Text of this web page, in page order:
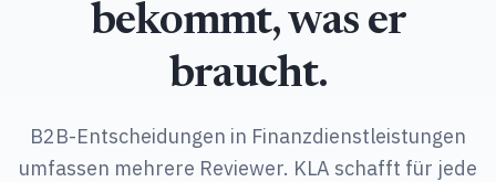
bekommt, was er
braucht.
B2B-Entscheidungen in Finanzdienstleistungen
umfassen mehrere Reviewer. KLA schafft für jede